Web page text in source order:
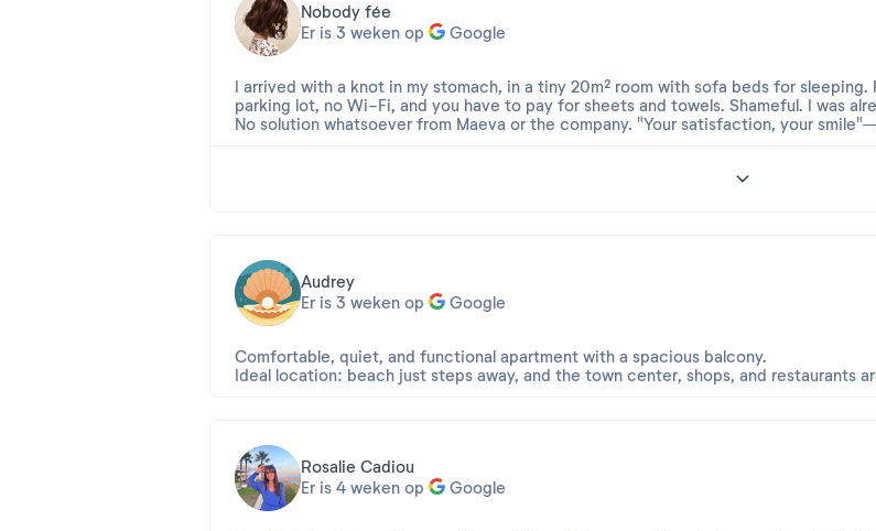
Nobody fée
Er is 3 weken op
Google
I arrived with a knot in my stomach, in a tiny 20m² room with sofa beds for
parking lot, no Wi-Fi, and you have to pay for sheets and towels. Shameful. I was
No solution whatsoever from Maeva or the company. "Your satisfaction, your
À titre d'information, au sein de la résidence Bleu Marine, le linge de lit, le linge de
séjour.
Nous vous invitons à publier votre avis sur la page de l'établissement concerné afin
prendre connaissance et vous apporter une réponse adaptée.
L'équipe Pierre & Vacances
Audrey
Er is 3 weken op
Google
Comfortable, quiet, and functional apartment with a spacious balcony.
Ideal location: beach just steps away, and the town center, shops, and restaurants
Rosalie Cadiou
Er is 4 weken op
Google